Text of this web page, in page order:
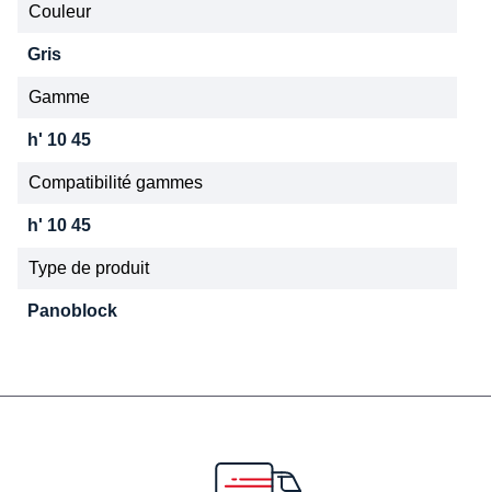
Couleur
Gris
Gamme
h' 10 45
Compatibilité gammes
h' 10 45
Type de produit
Panoblock